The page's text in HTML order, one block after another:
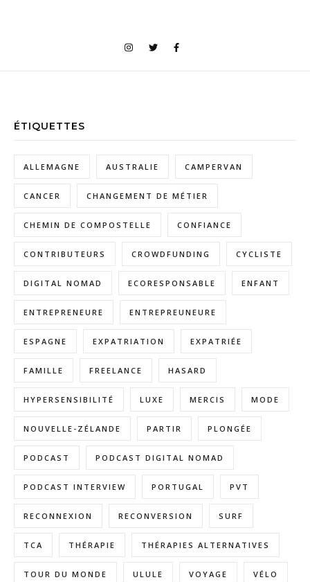
ÉTIQUETTES
ALLEMAGNE AUSTRALIE CAMPERVAN
CANCER CHANGEMENT DE MÉTIER
CHEMIN DE COMPOSTELLE CONFIANCE
CONTRIBUTEURS CROWDFUNDING CYCLISTE
DIGITAL NOMAD ECORESPONSABLE ENFANT
ENTREPRENEURE ENTREPREUNEURE
ESPAGNE EXPATRIATION EXPATRIÉE
FAMILLE FREELANCE HASARD
HYPERSENSIBILITÉ LUXE MERCIS MODE
NOUVELLE-ZÉLANDE PARTIR PLONGÉE
PODCAST PODCAST DIGITAL NOMAD
PODCAST INTERVIEW PORTUGAL PVT
RECONNEXION RECONVERSION SURF
TCA THÉRAPIE THÉRAPIES ALTERNATIVES
TOUR DU MONDE ULULE VOYAGE VÉLO